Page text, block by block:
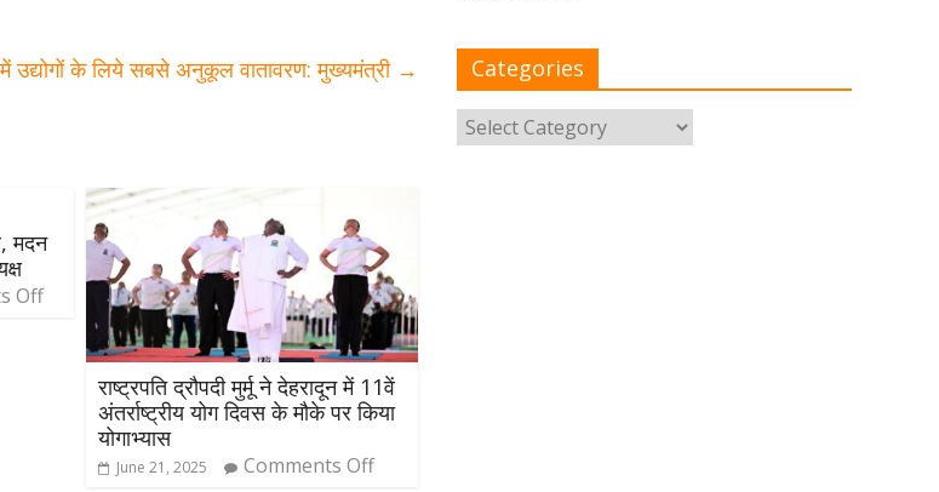
उद्योगों के लिये सबसे अनुकूल वातावरण: मुख्यमंत्री →
मदन
Off
राष्ट्रपति द्रौपदी मुर्मू ने देहरादून में 11वें
अंतर्राष्ट्रीय योग दिवस के मौके पर किया
योगाभ्यास
June 21, 2025 Comments Off
परोसा भोजन
August 5, 2026
Categories